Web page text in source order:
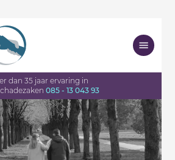
dan 35 jaar ervaring in
085 - 13 043 93